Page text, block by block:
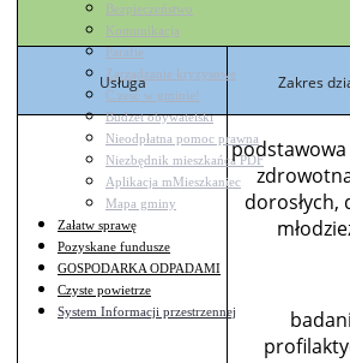
Bezpieczeństwo
Komunikacja
Parafie
Zarządzanie kryzysowe
C.ześć w gminie!
Budżet obywatelski
Nieodpłatna pomoc prawna
Niezbędnik mieszkańca PDF
Aplikacja mMieszkaniec
Mapa gminy
Załatw sprawę
Pozyskane fundusze
GOSPODARKA ODPADAMI
Czyste powietrze
System Informacji przestrzennej
Usługa Zakres
dorosłych,